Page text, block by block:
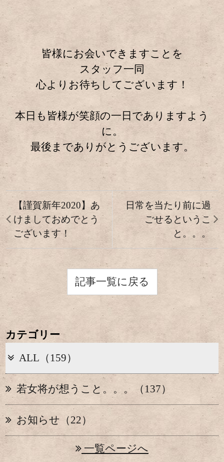
皆様にお会いできますことを
スタッフ一同
心よりお待ちしてございます！
本日も皆様が笑顔の一日でありますよう
に。
最後までありがとうございます。
【謹賀新年2020】あ
けましておめでとう
ございます！
日常を当たり前に過
ごせるというこ
と。。。
記事一覧に戻る
カテゴリー
ALL（159）
若女将が想うこと。。。（137）
お知らせ（22）
一覧ページへ